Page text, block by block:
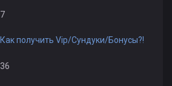
7
Как получить Vip/Сундуки/Бонусы?!
36